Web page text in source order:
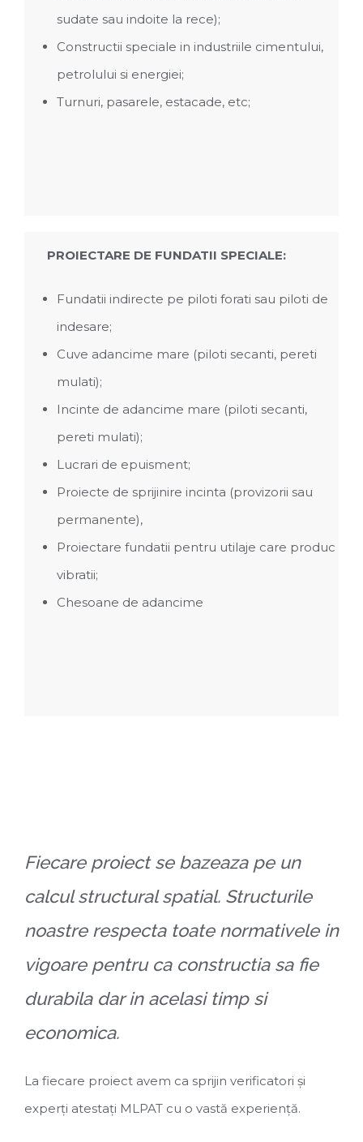
sudate sau indoite la rece);
Constructii speciale in industriile cimentului,
petrolului si energiei;
Turnuri, pasarele, estacade, etc;
PROIECTARE DE FUNDATII SPECIALE:
Fundatii indirecte pe piloti forati sau piloti de
indesare;
Cuve adancime mare (piloti secanti, pereti
mulati);
Incinte de adancime mare (piloti secanti,
pereti mulati);
Lucrari de epuisment;
Proiecte de sprijinire incinta (provizorii sau
permanente),
Proiectare fundatii pentru utilaje care produc
vibratii;
Chesoane de adancime
Fiecare proiect se bazeaza pe un
calcul structural spatial. Structurile
noastre respecta toate normativele in
vigoare pentru ca constructia sa fie
durabila dar in acelasi timp si
economica.
La fiecare proiect avem ca sprijin verificatori și
experți atestați MLPAT cu o vastă experiență.